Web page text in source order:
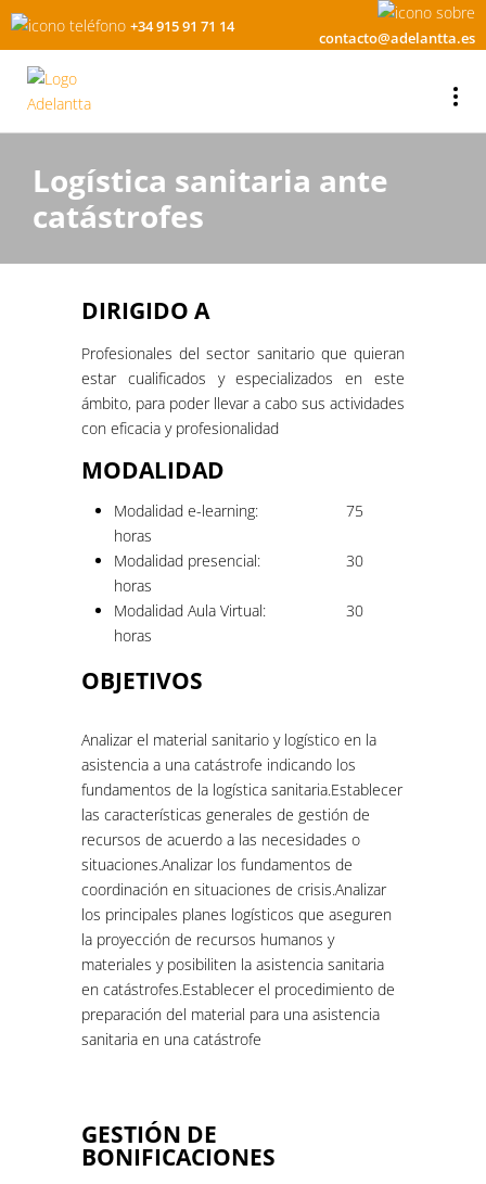
+34 915 91 71 14
contacto@adelantta.es
Logística sanitaria ante
catástrofes
DIRIGIDO A
Profesionales del sector sanitario que quieran
estar cualificados y especializados en este
ámbito, para poder llevar a cabo sus actividades
con eficacia y profesionalidad
MODALIDAD
Modalidad e-learning:
75
horas
Modalidad presencial:
30
horas
Modalidad Aula Virtual:
30
horas
OBJETIVOS
Analizar el material sanitario y logístico en la
asistencia a una catástrofe indicando los
fundamentos de la logística sanitaria.Establecer
las características generales de gestión de
recursos de acuerdo a las necesidades o
situaciones.Analizar los fundamentos de
coordinación en situaciones de crisis.Analizar
los principales planes logísticos que aseguren
la proyección de recursos humanos y
materiales y posibiliten la asistencia sanitaria
en catástrofes.Establecer el procedimiento de
preparación del material para una asistencia
sanitaria en una catástrofe
GESTIÓN DE
BONIFICACIONES